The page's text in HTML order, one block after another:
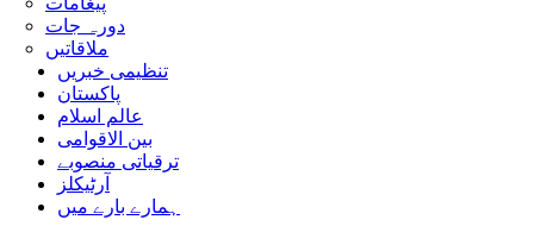
دورہ جات
ملاقاتیں
تنظیمی خبریں
پاکستان
عالم اسلام
بین الاقوامی
ترقیاتی منصوبے
آرٹیکلز
ہمارے بارے میں